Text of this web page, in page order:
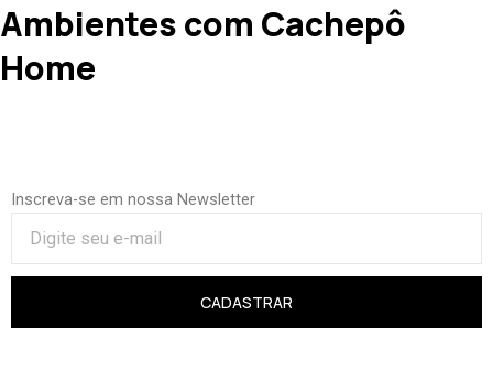
Ambientes com Cachepô
Home
Inscreva-se em nossa Newsletter
CADASTRAR